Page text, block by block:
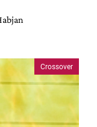
Crossover